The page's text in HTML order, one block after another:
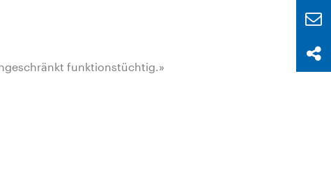
funktionstüchtig.»